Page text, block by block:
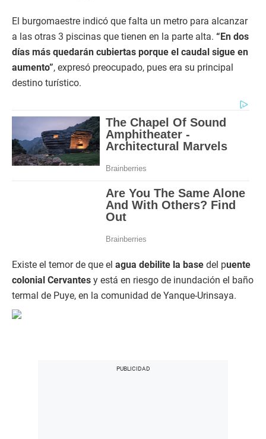
El burgomaestre indicó que falta un metro para alcanzar
a las otras 3 piscinas que tienen en la parte alta. “En dos
días más quedarán cubiertas porque el caudal sigue en
aumento”, expresó preocupado, pues era su principal
destino turístico.
Existe el temor de que el agua debilite la base del puente
colonial Cervantes y está en riesgo de inundación el baño
termal de Puye, en la comunidad de Yanque-Urinsaya.